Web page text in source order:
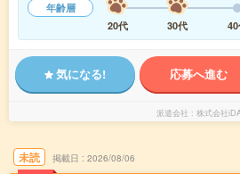
年齢層
20代
30代
気になる! 応募へ進む
派遣会社 株式会社
未読 掲載日 2026/08/06